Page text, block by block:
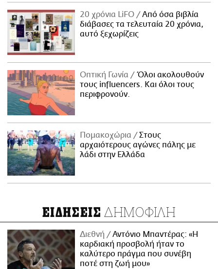
20 χρόνια LiFO
Από όσα βιβλία
διάβασες τα τελευταία 20 χρόνια,
αυτό ξεχωρίζεις
Οπτική Γωνία
Όλοι ακολουθούν
τους influencers. Και όλοι τους
περιφρονούν.
Πομακοχώρια
Στους
αρχαιότερους αγώνες πάλης με
λάδι στην Ελλάδα
ΕΙΔΗΣΕΙΣ ΔΗΜΟΦΙΛΗ
Διεθνή
Αντόνιο Μπαντέρας: «Η
καρδιακή προσβολή ήταν το
καλύτερο πράγμα που συνέβη
ποτέ στη ζωή μου»